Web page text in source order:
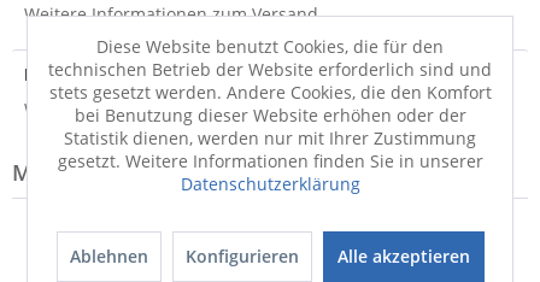
Weitere Informationen zum Versand...
Hersteller
Weitere Informationen zum Hersteller...
Modell-Familie: CORNFLOWER
Diese Website benutzt Cookies, die für den
technischen Betrieb der Website erforderlich sind und
stets gesetzt werden. Andere Cookies, die den Komfort
bei Benutzung dieser Website erhöhen oder der
Statistik dienen, werden nur mit Ihrer Zustimmung
gesetzt. Weitere Informationen finden Sie in unserer
Datenschutzerklärung
Ablehnen Konfigurieren Alle akzeptieren